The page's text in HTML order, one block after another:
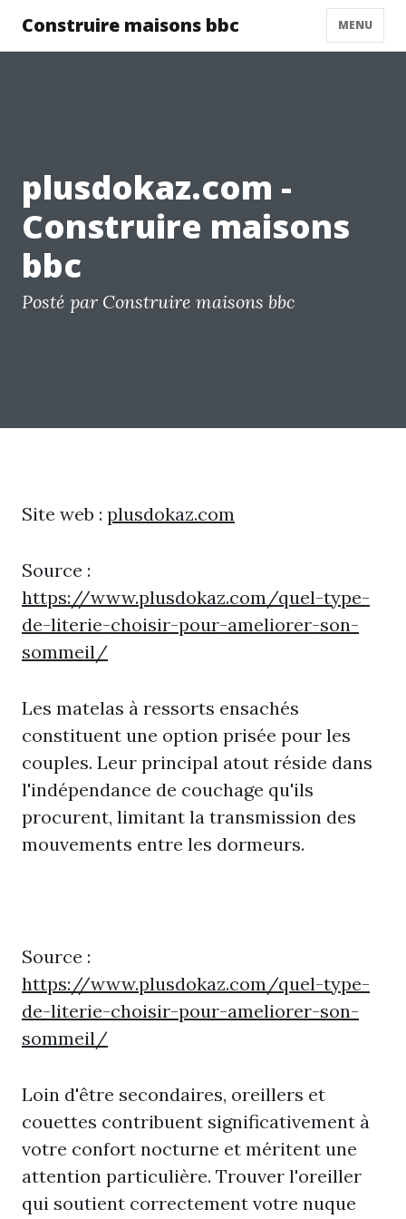
Construire maisons bbc MENU
plusdokaz.com -
Construire maisons
bbc
Posté par Construire maisons bbc
Site web : plusdokaz.com
Source :
https://www.plusdokaz.com/quel-type-
de-literie-choisir-pour-ameliorer-son-
sommeil/
Les matelas à ressorts ensachés
constituent une option prisée pour les
couples. Leur principal atout réside dans
l'indépendance de couchage qu'ils
procurent, limitant la transmission des
mouvements entre les dormeurs.
Source :
https://www.plusdokaz.com/quel-type-
de-literie-choisir-pour-ameliorer-son-
sommeil/
Loin d'être secondaires, oreillers et
couettes contribuent significativement à
votre confort nocturne et méritent une
attention particulière. Trouver l'oreiller
qui soutient correctement votre nuque